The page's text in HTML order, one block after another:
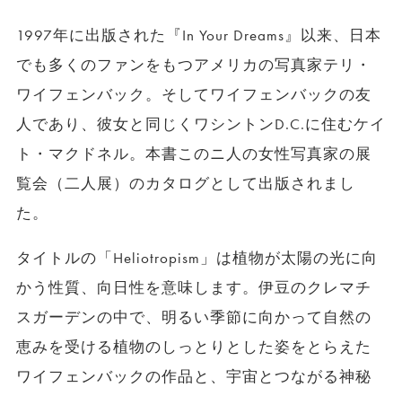
1997年に出版された『In Your Dreams』以来、日本
でも多くのファンをもつアメリカの写真家テリ・
ワイフェンバック。そしてワイフェンバックの友
人であり、彼女と同じくワシントンD.C.に住むケイ
ト・マクドネル。本書このニ人の女性写真家の展
覧会（二人展）のカタログとして出版されまし
た。
タイトルの「Heliotropism」は植物が太陽の光に向
かう性質、向日性を意味します。伊豆のクレマチ
スガーデンの中で、明るい季節に向かって自然の
恵みを受ける植物のしっとりとした姿をとらえた
ワイフェンバックの作品と、宇宙とつながる神秘